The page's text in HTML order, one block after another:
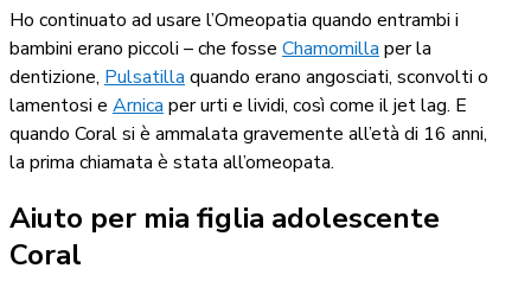
Ho continuato ad usare l’Omeopatia quando entrambi i
bambini erano piccoli – che fosse Chamomilla per la
dentizione, Pulsatilla quando erano angosciati, sconvolti o
lamentosi e Arnica per urti e lividi, così come il jet lag. E
quando Coral si è ammalata gravemente all’età di 16 anni,
la prima chiamata è stata all’omeopata.
Aiuto per mia figlia adolescente
Coral